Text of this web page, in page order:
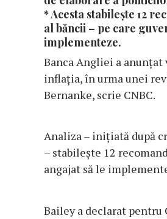
* Acesta stabilește 12
al băncii – pe care
implementeze.
Banca Angliei a
inflația, în urma unei
Bernanke, scrie CNBC.
Analiza – inițiată după
– stabilește 12
angajat să le
Bailey a declarat pentru